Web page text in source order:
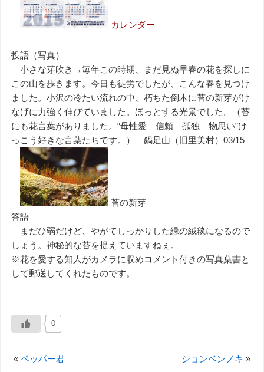
カレンダー
投語（写真）
小さな芽吹き→毎年この時期、まだ見ぬ早春の花を探しに
この山を歩きます。今日も徒労でしたが、こんな春を見つけ
ました。小沢の冷たい流れの中、朽ちた倒木に苔の新芽がけ
なげに力強く伸びていました。ほっとする光景でした。（苔
にも花言葉がありました。“母性愛 信頼 孤独 物思い”け
っこう好きな言葉たちです。） 鍋足山（旧里美村）03/15
苔の新芽
答語
まだひ弱だけど、やがてしっかりした緑の絨毯になるので
しょう。神秘的な苔を捉えていますねぇ。
※花を愛する知人がカメラに収めコメント付きの写真葉書と
して郵送してくれたものです。
0
« ペッパー君 ションベンノキ »